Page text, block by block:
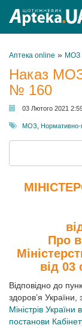
Аптека online » МОЗ
Наказ МОЗ
№ 160
03 Лютого 2021
МОЗ Нормативно-
Про
від 03
Відповідно до
здоров’я України,
Міністрів
постанови